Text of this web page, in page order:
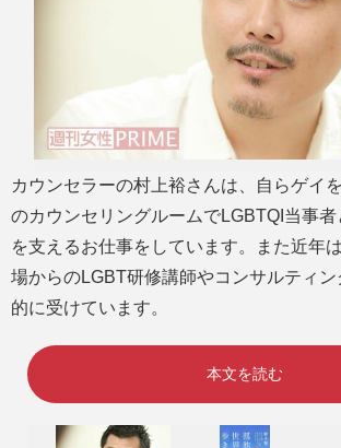
カウンセラーの村上裕さんは、自らゲイ
のカウンセリングルームでLGBTQI当事
を支えるお仕事をしています。また近年
場からのLGBT研修講師やコンサルティ
的に受けています。
本文を読む